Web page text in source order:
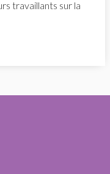
travaillants sur la